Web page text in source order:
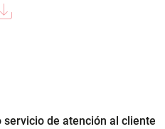
servicio de atención al cliente